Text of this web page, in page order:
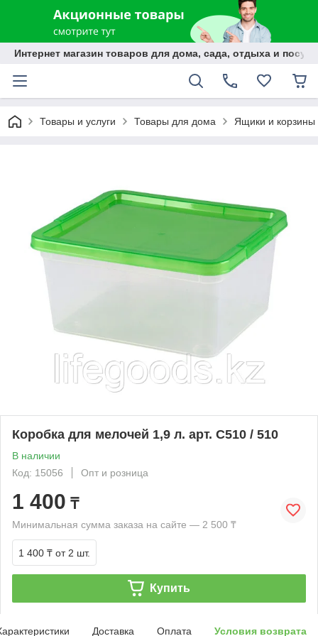
Интернет магазин товаров для дома, сада, отдыха и
Товары и услуги Товары для дома Ящики и корзины
Коробка для мелочей 1,9 л. арт. С510 / 510
В наличии
Код: 15056
Опт и розница
1 400 ₸
Минимальная сумма заказа на сайте — 2 500 ₸
1 400 ₸ от 2 шт.
Купить
Доставка Оплата Условия возврата